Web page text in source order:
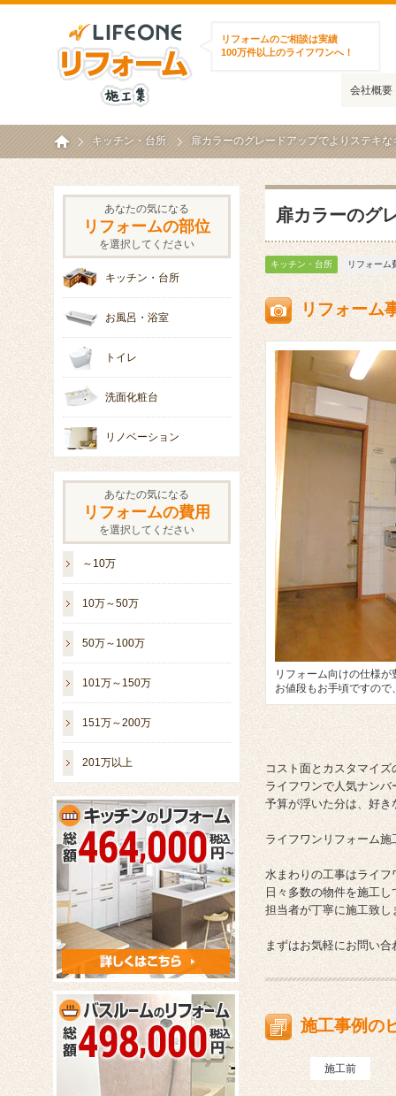
リフォームのご相談は実績
100万件以上のライフワンへ！
会社概要
ホームキッチン・台所 扉カラーのグレードアップでよりステキ
扉カラーのグ
キッチン・台所 リフォーム
リフォーム
リフォーム向けの仕様
お値段もお手頃ですの
コスト面とカスタマイ
ライフワンで人気ナン
予算が浮いた分は、好
ライフワンリフォーム
水まわりの工事はライ
日々多数の物件を施工
担当者が丁寧に施工致し
まずはお気軽にお問い
施工事例の
施工前
あなたの気になる
リフォームの部位
を選択してください
キッチン・台所
お風呂・浴室
トイレ
洗面化粧台
リノベーション
あなたの気になる
リフォームの費用
を選択してください
～10万
10万～50万
50万～100万
101万～150万
151万～200万
201万以上